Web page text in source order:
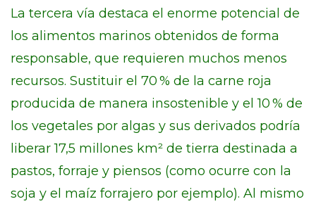
La tercera vía destaca el enorme potencial de
los alimentos marinos obtenidos de forma
responsable, que requieren muchos menos
recursos. Sustituir el 70 % de la carne roja
producida de manera insostenible y el 10 % de
los vegetales por algas y sus derivados podría
liberar 17,5 millones km² de tierra destinada a
pastos, forraje y piensos (como ocurre con la
soja y el maíz forrajero por ejemplo). Al mismo